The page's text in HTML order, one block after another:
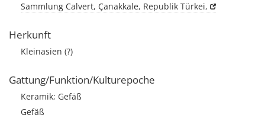
Sammlung Calvert, Çanakkale, Republik Türkei,
Herkunft
Kleinasien (?)
Gattung/Funktion/Kulturepoche
Keramik; Gefäß
Gefäß